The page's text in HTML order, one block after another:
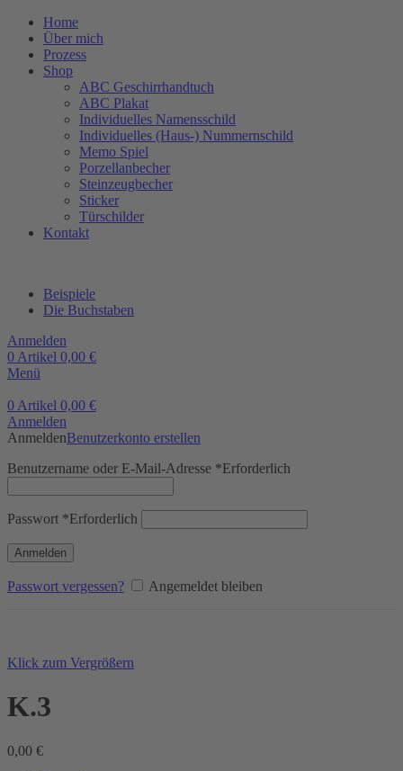
Home
Über mich
Prozess
Shop
ABC Geschirrhandtuch
ABC Plakat
Individuelles Namensschild
Individuelles (Haus-) Nummernschild
Memo Spiel
Porzellanbecher
Steinzeugbecher
Sticker
Türschilder
Kontakt
Beispiele
Die Buchstaben
Anmelden
0 Artikel 0,00 €
Menü
0 Artikel 0,00 €
Anmelden
AnmeldenBenutzerkonto erstellen
Benutzername oder E-Mail-Adresse *Erforderlich
Passwort *Erforderlich
Anmelden
Passwort vergessen? Angemeldet bleiben
Klick zum Vergrößern
K.3
0,00 €